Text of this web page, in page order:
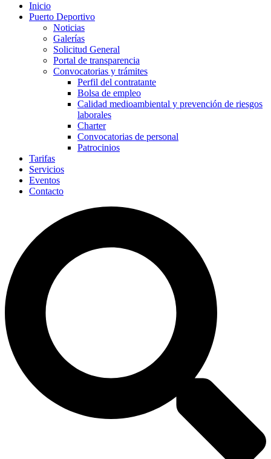
Inicio
Puerto Deportivo
Noticias
Galerías
Solicitud General
Portal de transparencia
Convocatorias y trámites
Perfil del contratante
Bolsa de empleo
Calidad medioambiental y prevención de riesgos
laborales
Charter
Convocatorias de personal
Patrocinios
Tarifas
Servicios
Eventos
Contacto